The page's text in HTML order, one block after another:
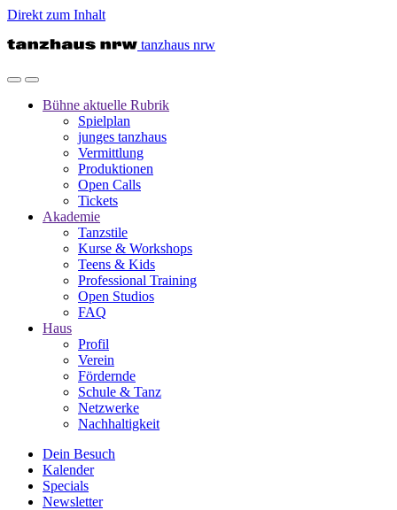
Direkt zum Inhalt
tanzhaus nrw
Bühne aktuelle Rubrik
Spielplan
junges tanzhaus
Vermittlung
Produktionen
Open Calls
Tickets
Akademie
Tanzstile
Kurse & Workshops
Teens & Kids
Professional Training
Open Studios
FAQ
Haus
Profil
Verein
Fördernde
Schule & Tanz
Netzwerke
Nachhaltigkeit
Dein Besuch
Kalender
Specials
Newsletter